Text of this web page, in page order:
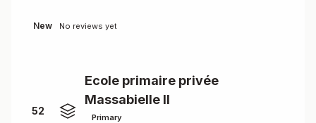
New No reviews yet
52
Ecole primaire privée
Massabielle II
Primary